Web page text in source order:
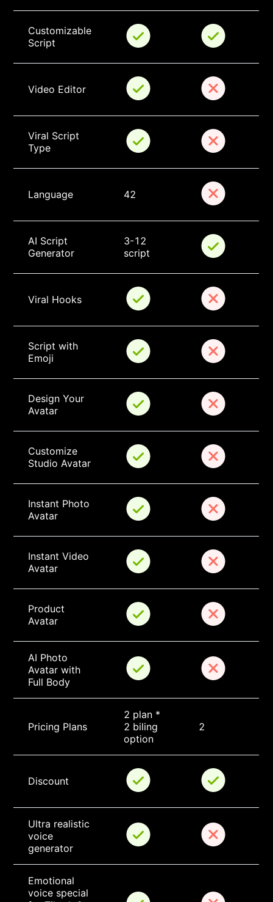
Customizable
Script
Video Editor
Viral Script
Type
Language 42
AI Script
Generator
3-12
script
Viral Hooks
Script with
Emoji
Design Your
Avatar
Customize
Studio Avatar
Instant Photo
Avatar
Instant Video
Avatar
Product
Avatar
AI Photo
Avatar with
Full Body
Pricing Plans
2 plan *
2 biling
option
2
Discount
Ultra realistic
voice
generator
Emotional
voice special